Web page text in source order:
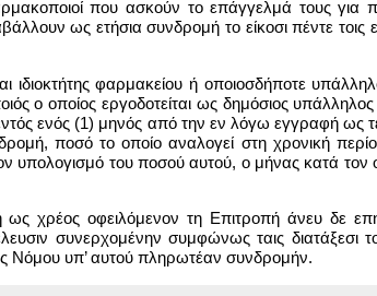
που ασκούν το επάγγελμά τους για
ως ετήσια συνδρομή το είκοσι πέντε
φαρμακείου ή οποιοσδήποτε
ο οποίος εργοδοτείται ως δημόσιος
ενός (1) μηνός από την εν λόγω εγγραφή ως
ποσό το οποίο αναλογεί στη χρονική
υπολογισμό του ποσού αυτού, ο μήνας κατά
ως χρέος οφειλόμενον τη Επιτροπή άνευ δε
συνερχομένην συμφώνως ταις διατάξεσι
Νόμου υπ’ αυτού πληρωτέαν συνδρομήν.